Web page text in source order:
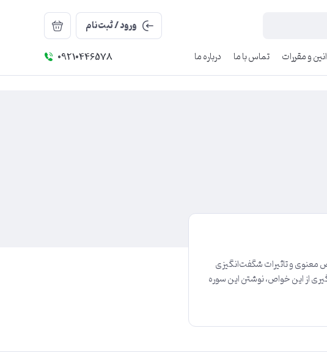
ورود / ثبت‌نام
و مقررات تماس با ما درباره ما 09210446578
معنوی و تاثیرات شگفت‌انگیزی
از این خواص، نوشتن این سوره